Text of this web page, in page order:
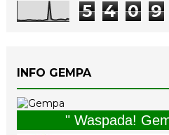
5 4 0 9
INFO GEMPA
" Waspada!